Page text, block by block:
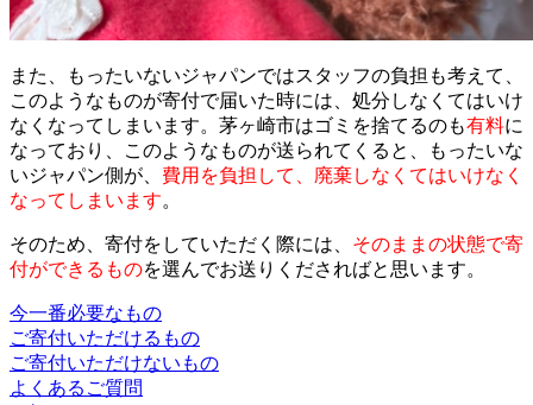
また、もったいないジャパンではスタッフの負担も考えて、
このようなものが寄付で届いた時には、処分しなくてはいけ
なくなってしまいます。茅ヶ崎市はゴミを捨てるのも有料に
なっており、このようなものが送られてくると、もったいな
いジャパン側が、 費用を負担して、廃棄しなくてはいけなく
なってしまいます。
そのため、寄付をしていただく際には、 そのままの状態で寄
付ができるものを選んでお送りくださればと思います。
今一番必要なもの
ご寄付いただけるもの
ご寄付いただけないもの
よくあるご質問